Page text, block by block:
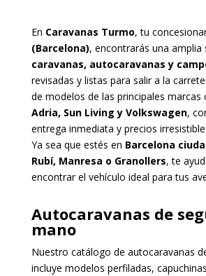
En Caravanas Turmo, tu
(Barcelona), encontrarás una amplia
caravanas, autocaravanas y
revisadas y listas para salir a la
de modelos de las principales marcas
Adria, Sun Living y Volkswagen,
entrega inmediata y precios
Ya sea que estés en Barcelona
Rubí, Manresa o Granollers, te
encontrar el vehículo ideal para tus
Autocaravanas de
mano
Nuestro catálogo de autocaravanas
incluye modelos perfiladas,